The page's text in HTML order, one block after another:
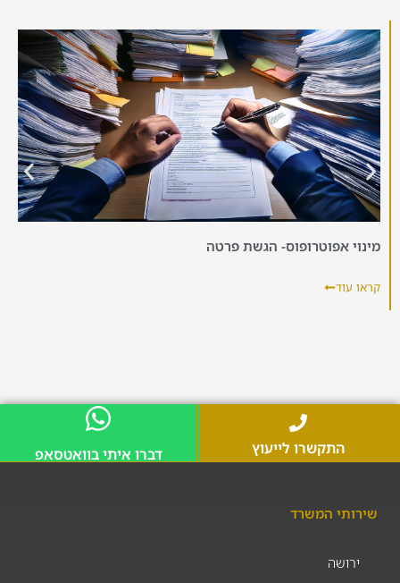
מינוי אפוטרופוס- הגשת פרטה
קראו עוד
התקשרו לייעוץ דברו איתי בוואטסאפ
שירותי המשרד
ירושה